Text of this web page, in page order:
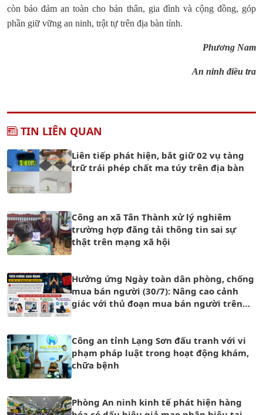
còn bảo đảm an toàn cho bản thân, gia đình và cộng đồng, góp
phần giữ vững an ninh, trật tự trên địa bàn tỉnh.
Phương Nam
An ninh điều tra
TIN LIÊN QUAN
Liên tiếp phát hiện, bắt giữ 02 vụ tàng
trữ trái phép chất ma túy trên địa bàn
Công an xã Tân Thành xử lý nghiêm
trường hợp đăng tải thông tin sai sự
thật trên mạng xã hội
Hưởng ứng Ngày toàn dân phòng, chống
mua bán người (30/7): Nâng cao cảnh
giác với thủ đoạn mua bán người trên
Công an tỉnh Lạng Sơn đấu tranh với vi
phạm pháp luật trong hoạt động khám,
chữa bệnh
Phòng An ninh kinh tế phát hiện hàng